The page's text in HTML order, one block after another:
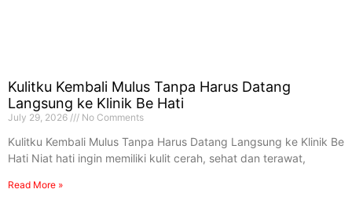
Kulitku Kembali Mulus Tanpa Harus Datang
Langsung ke Klinik Be Hati
July 29, 2026 No Comments
Kulitku Kembali Mulus Tanpa Harus Datang Langsung ke Klinik Be
Hati Niat hati ingin memiliki kulit cerah, sehat dan terawat,
Read More »